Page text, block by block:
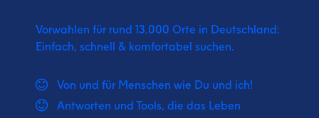
Vorwahlen für rund 13.000 Orte in Deutschland:
Einfach, schnell & komfortabel suchen.
Von und für Menschen wie Du und ich!
Antworten und Tools, die das Leben